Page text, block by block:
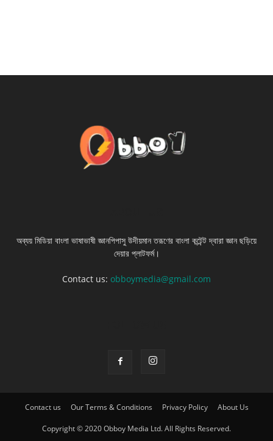
অব্যয় মিডিয়া বাংলা ভাষাভাষী জ্ঞানপিপাসু উদীয়মান তরূণের বাংলা কন্টেন্ট দ্বারা জ্ঞান ছড়িয়ে
দেয়ার প্লাটফর্ম।
Contact us: obboymedia@gmail.com
Contact us Our Terms & Conditions Privacy Policy About Us
Copyright © 2020 Obboy Media Ltd. All Rights Reserved.